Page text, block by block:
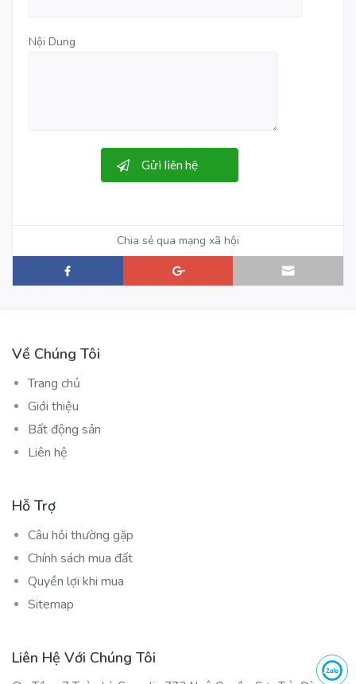
Nội Dung
Chia sẻ qua mạng xã hội
Về Chúng Tôi
Trang chủ
Giới thiệu
Bất động sản
Liên hệ
Hỗ Trợ
Câu hỏi thường gặp
Chính sách mua đất
Quyền lợi khi mua
Sitemap
Liên Hệ Với Chúng Tôi